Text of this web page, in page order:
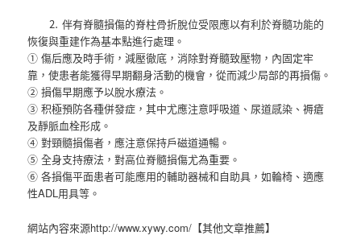
⒉ 伴有脊髓損傷的脊柱骨折脫位受限應以有利於脊髓功能的
恢復與重建作為基本點進行處理。
① 傷后應及時手術，減壓徹底，消除對脊髓致壓物，內固定牢
靠，使患者能獲得早期翻身活動的機會，從而減少局部的再損傷。
② 損傷早期應予以脫水療法。
③ 积極預防各種併發症，其中尤應注意呼吸道、尿道感染、褥瘡
及靜脈血栓形成。
④ 對頸髓損傷者，應注意保持戶磁道通暢。
⑤ 全身支持療法，對高位脊髓損傷尤為重要。
⑥ 各損傷平面患者可能應用的輔助器械和自助具，如輪椅、適應
性ADL用具等。
網站內容來源http://www.xywy.com/【其他文章推薦】